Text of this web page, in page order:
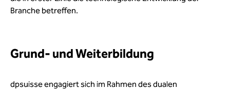
Branche betreffen.
Grund- und Weiterbildung
dpsuisse engagiert sich im Rahmen des dualen